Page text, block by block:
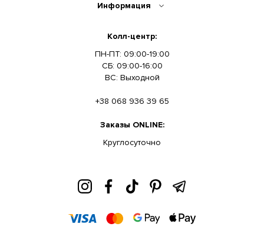
Информация
Колл-центр:
ПН-ПТ: 09:00-19:00
СБ: 09:00-16:00
ВС: Выходной
+38 068 936 39 65
Заказы ONLINE:
Круглосуточно